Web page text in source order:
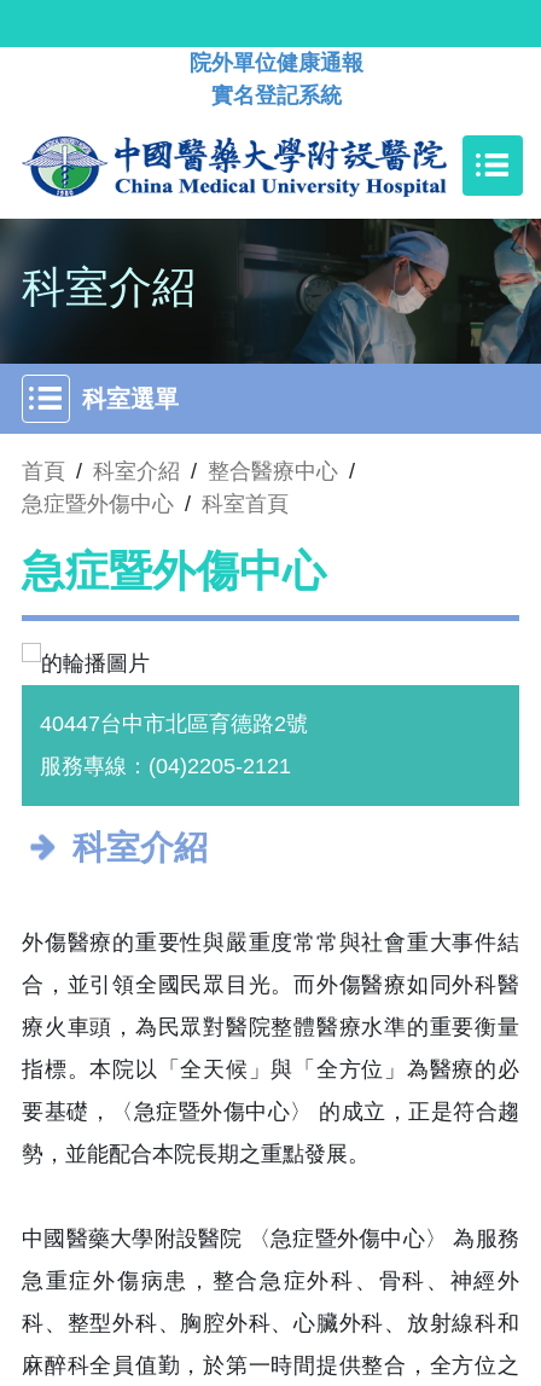
院外單位健康通報
實名登記系統
科室介紹
科室選單
首頁 / 科室介紹 / 整合醫療中心 /
急症暨外傷中心 / 科室首頁
急症暨外傷中心
40447台中市北區育德路2號
服務專線：(04)2205-2121
科室介紹
外傷醫療的重要性與嚴重度常常與社會重大事件結
合，並引領全國民眾目光。而外傷醫療如同外科醫
療火車頭，為民眾對醫院整體醫療水準的重要衡量
指標。本院以「全天候」與「全方位」為醫療的必
要基礎，〈急症暨外傷中心〉 的成立，正是符合趨
勢，並能配合本院長期之重點發展。
中國醫藥大學附設醫院 〈急症暨外傷中心〉 為服務
急重症外傷病患，整合急症外科、骨科、神經外
科、整型外科、胸腔外科、心臟外科、放射線科和
麻醉科全員值勤，於第一時間提供整合，全方位之